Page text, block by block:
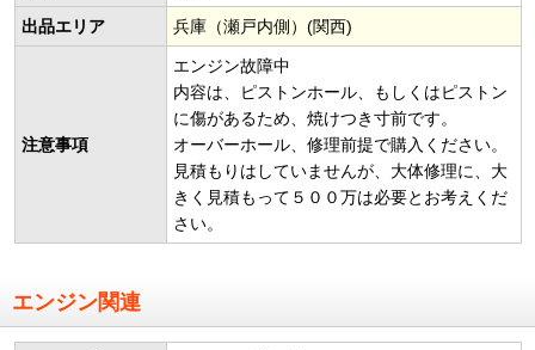
出品エリア 兵庫（瀬戸内側）(関西)
注意事項
エンジン故障中
内容は、ピストンホール、もしくはピストン
に傷があるため、焼けつき寸前です。
オーバーホール、修理前提で購入ください。
見積もりはしていませんが、大体修理に、大
きく見積もって５００万は必要とお考えくだ
さい。
エンジン関連